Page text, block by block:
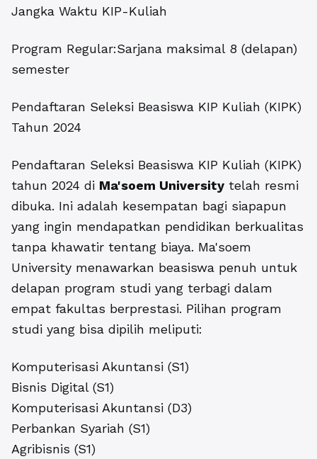
Jangka Waktu KIP-Kuliah
Program Regular:Sarjana maksimal 8 (delapan)
semester
Pendaftaran Seleksi Beasiswa KIP Kuliah (KIPK)
Tahun 2024
Pendaftaran Seleksi Beasiswa KIP Kuliah (KIPK)
tahun 2024 di Ma'soem University telah resmi
dibuka. Ini adalah kesempatan bagi siapapun
yang ingin mendapatkan pendidikan berkualitas
tanpa khawatir tentang biaya. Ma'soem
University menawarkan beasiswa penuh untuk
delapan program studi yang terbagi dalam
empat fakultas berprestasi. Pilihan program
studi yang bisa dipilih meliputi:
Komputerisasi Akuntansi (S1)
Bisnis Digital (S1)
Komputerisasi Akuntansi (D3)
Perbankan Syariah (S1)
Agribisnis (S1)